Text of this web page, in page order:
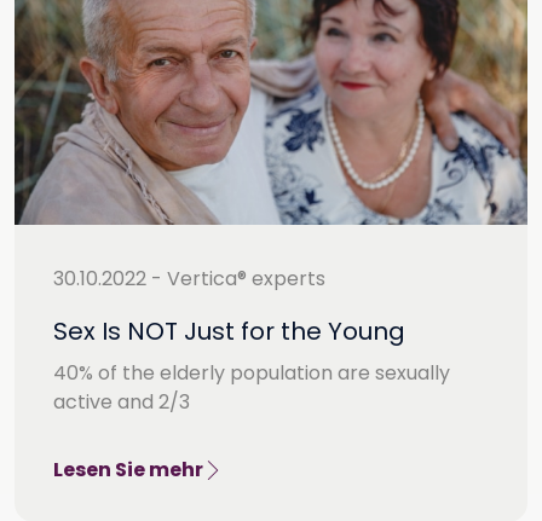
30.10.2022 - Vertica® experts
Sex Is NOT Just for the Young
40% of the elderly population are sexually
active and 2/3
Lesen Sie mehr